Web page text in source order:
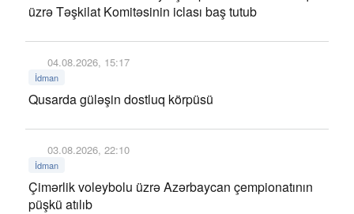
üzrə Təşkilat Komitəsinin iclası baş tutub
04.08.2026, 15:17
İdman
Qusarda güləşin dostluq körpüsü
03.08.2026, 22:10
İdman
Çimərlik voleybolu üzrə Azərbaycan çempionatının
püşkü atılıb